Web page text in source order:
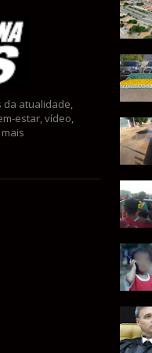
da atualidade,
estar, vídeo,